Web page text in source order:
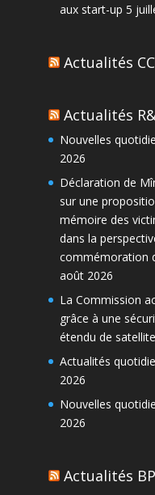
aux start-up 5
Actualités
Actualités
Nouvelles
2026
Déclaration de
sur une
mémoire des
dans la
commémoration
août 2026
La Commission
grâce à une
étendu de
Actualités
2026
Nouvelles
2026
Actualités